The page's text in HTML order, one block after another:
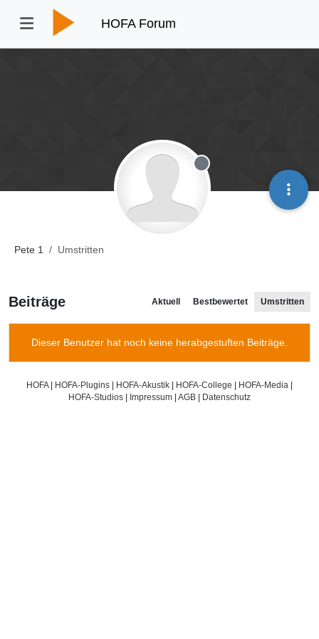
HOFA Forum
Pete 1 Umstritten
Offline
Beiträge Aktuell Bestbewertet Umstritten
Dieser Benutzer hat noch keine herabgestuften Beiträge.
HOFA| HOFA-Plugins HOFA-Akustik HOFA-College HOFA-Media
HOFA-Studios
Impressum AGB Datenschutz